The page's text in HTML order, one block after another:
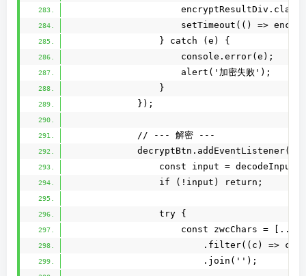
setTimeout(() =>
                } catch (e) {
                    console.error(e);
                    alert('加密失败');
                }
            });
            // --- 解密 ---
const input =
                if (!input) return;
                try {
const zwcChars =
.filter((c) => c
                        .join('');